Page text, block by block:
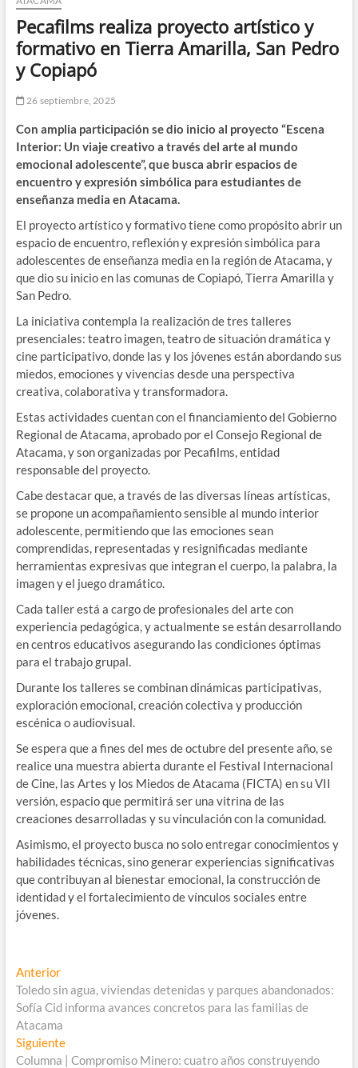
Pecafilms realiza proyecto artístico y
formativo en Tierra Amarilla, San Pedro
y Copiapó
26 septiembre, 2025
Con amplia participación se dio inicio al proyecto “Escena
Interior: Un viaje creativo a través del arte al mundo
emocional adolescente”, que busca abrir espacios de
encuentro y expresión simbólica para estudiantes de
enseñanza media en Atacama.
El proyecto artístico y formativo tiene como propósito abrir un
espacio de encuentro, reflexión y expresión simbólica para
adolescentes de enseñanza media en la región de Atacama, y
que dio su inicio en las comunas de Copiapó, Tierra Amarilla y
San Pedro.
La iniciativa contempla la realización de tres talleres
presenciales: teatro imagen, teatro de situación dramática y
cine participativo, donde las y los jóvenes están abordando sus
miedos, emociones y vivencias desde una perspectiva
creativa, colaborativa y transformadora.
Estas actividades cuentan con el financiamiento del Gobierno
Regional de Atacama, aprobado por el Consejo Regional de
Atacama, y son organizadas por Pecafilms, entidad
responsable del proyecto.
Cabe destacar que, a través de las diversas líneas artísticas,
se propone un acompañamiento sensible al mundo interior
adolescente, permitiendo que las emociones sean
comprendidas, representadas y resignificadas mediante
herramientas expresivas que integran el cuerpo, la palabra, la
imagen y el juego dramático.
Cada taller está a cargo de profesionales del arte con
experiencia pedagógica, y actualmente se están desarrollando
en centros educativos asegurando las condiciones óptimas
para el trabajo grupal.
Durante los talleres se combinan dinámicas participativas,
exploración emocional, creación colectiva y producción
escénica o audiovisual.
Se espera que a fines del mes de octubre del presente año, se
realice una muestra abierta durante el Festival Internacional
de Cine, las Artes y los Miedos de Atacama (FICTA) en su VII
versión, espacio que permitirá ser una vitrina de las
creaciones desarrolladas y su vinculación con la comunidad.
Asimismo, el proyecto busca no solo entregar conocimientos y
habilidades técnicas, sino generar experiencias significativas
que contribuyan al bienestar emocional, la construcción de
identidad y el fortalecimiento de vínculos sociales entre
jóvenes.
Navegación
de
entradas
AnteriorEntrada
anterior:
Toledo sin agua, viviendas detenidas y parques abandonados:
Sofía Cid informa avances concretos para las familias de
Atacama
SiguienteEntrada
siguiente:
Columna | Compromiso Minero: cuatro años construyendo